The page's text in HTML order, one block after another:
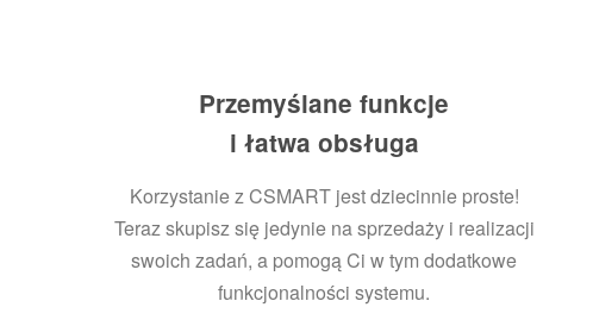
Przemyślane funkcje
i łatwa obsługa
Korzystanie z CSMART jest dziecinnie proste!
Teraz skupisz się jedynie na sprzedaży i realizacji
swoich zadań, a pomogą Ci w tym dodatkowe
funkcjonalności systemu.